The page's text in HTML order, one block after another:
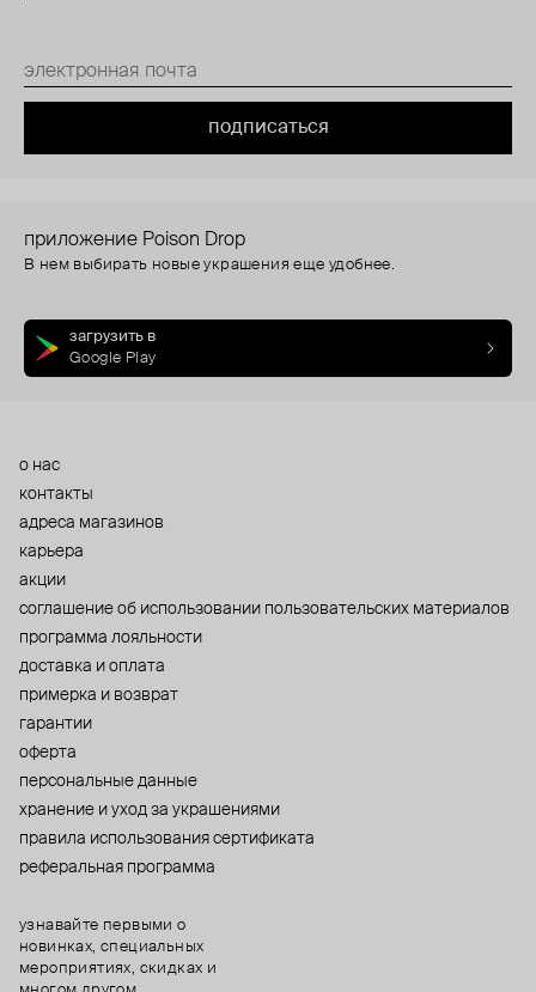
подписаться
приложение Poison Drop
В нем выбирать новые украшения еще удобнее.
загрузить в
Google Play
о нас
контакты
адреса магазинов
карьера
акции
cоглашение об использовании пользовательских материалов
программа лояльности
доставка и оплата
примерка и возврат
гарантии
оферта
персональные данные
хранение и уход за украшениями
правила использования сертификата
реферальная программа
узнавайте первыми о
новинках, специальных
мероприятиях, скидках и